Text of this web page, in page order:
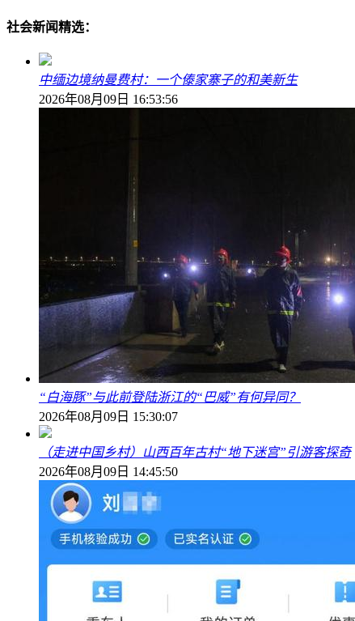
社会新闻精选：
中缅边境纳曼费村：一个傣家寨子的和美新生
2026年08月09日 16:53:56
“白海豚”与此前登陆浙江的“巴威”有何异同？
2026年08月09日 15:30:07
（走进中国乡村）山西百年古村“地下迷宫”引游客探奇
2026年08月09日 14:45:50